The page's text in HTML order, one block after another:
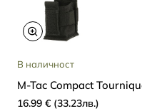
В наличност
M-Tac Compact
16.99 € (33.23лв.)